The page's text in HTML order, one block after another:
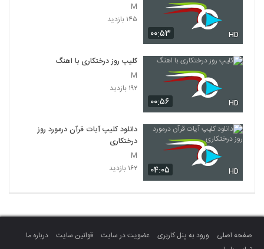
۰۰:۵۳ HD
M
۱۴۵ بازدید
۰۰:۵۶ HD
کلیپ روز درختکاری با اهنگ
M
۱۹۲ بازدید
۰۴:۰۵ HD
دانلود کلیپ آیات قرآن درمورد روز
درختکاری
M
۱۶۲ بازدید
صفحه اصلی ورود به پنل کاربری عضویت در سایت قوانین سایت
درباره ما